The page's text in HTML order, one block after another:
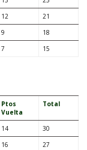
12
21
9
18
7 15
Ptos
Vuelta
Total
14
30
16
27